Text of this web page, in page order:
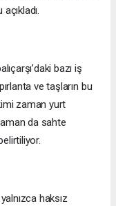
bazı iş
ve taşların bu
zaman yurt
da sahte
haksız